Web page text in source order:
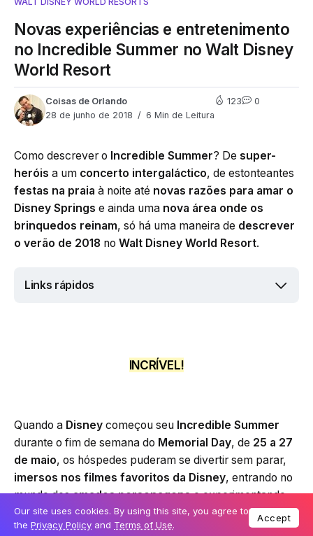
Novas experiências e entretenimento
no Incredible Summer no Walt Disney
World Resort
Coisas de Orlando
28 de junho de 2018
6 Min de Leitura
123 0
Como descrever o Incredible Summer? De super-
heróis a um concerto intergaláctico, de estonteantes
festas na praia à noite até novas razões para amar o
Disney Springs e ainda uma nova área onde os
brinquedos reinam, só há uma maneira de descrever
o verão de 2018 no Walt Disney World Resort.
Links rápidos
INCRÍVEL!
Quando a Disney começou seu Incredible Summer
durante o fim de semana do Memorial Day, de 25 a 27
de maio, os hóspedes puderam se divertir sem parar,
imersos nos filmes favoritos da Disney, entrando no
mundo dosamados personagense experimentando
novas atrações e entretenimento.
Our site uses cookies. By using this site, you agree to
the Privacy Policy and Terms of Use.
Accept